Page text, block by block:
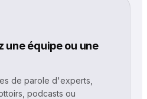
une équipe ou une
de parole d'experts,
podcasts ou